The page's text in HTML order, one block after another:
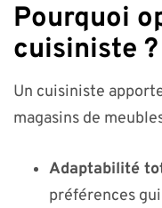
Pourquoi
cuisiniste ?
Un cuisiniste
magasins de
Adaptabilité
préférences